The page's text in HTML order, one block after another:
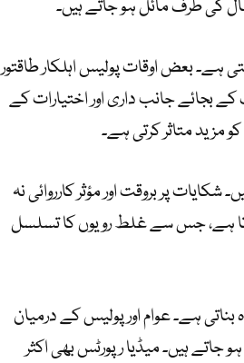
کی طرف مائل ہو جاتے ہیں۔
ہے۔ بعض اوقات پولیس اہلکار طاقتور
بجائے جانب داری اور اختیارات کے
مزید متاثر کرتی ہے۔
شکایات پر بروقت اور مؤثر کارروائی نہ
ہے، جس سے غلط رویوں کا تسلسل
ہے۔ عوام اور پولیس کے درمیان
ہیں۔ میڈیا رپورٹس بھی اکثر